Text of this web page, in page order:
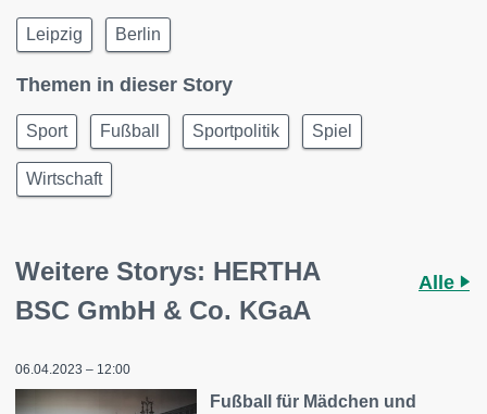
Leipzig Berlin
Themen in dieser Story
Sport Fußball Sportpolitik Spiel
Wirtschaft
Weitere Storys: HERTHA
BSC GmbH & Co. KGaA
Alle
06.04.2023 – 12:00
Fußball für Mädchen und